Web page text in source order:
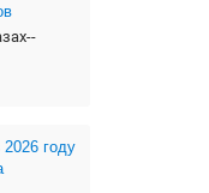
году